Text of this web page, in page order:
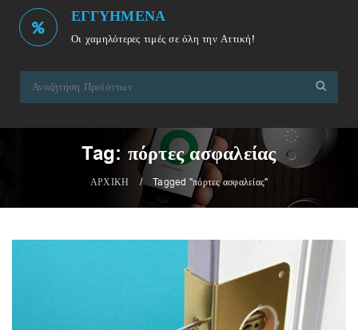
ΕΓΓΥΗΜΕΝΑ
Οι χαμηλότερες τιμές σε όλη την Αττική!
Tag: πόρτες ασφαλείας
ΑΡΧΙΚΗ / Tagged "πόρτες ασφαλείας"